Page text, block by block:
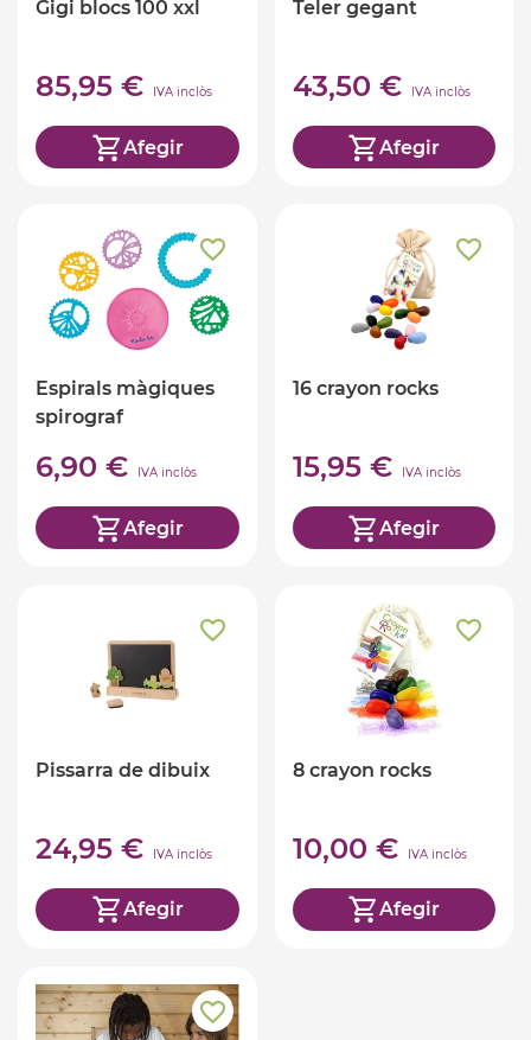
Gigi blocs 100 xxl
85,95 € IVA inclòs
Afegir
Teler gegant
43,50 € IVA inclòs
Afegir
Espirals màgiques
spirograf
6,90 € IVA inclòs
Afegir
16 crayon rocks
15,95 € IVA inclòs
Afegir
Pissarra de dibuix
24,95 € IVA inclòs
Afegir
8 crayon rocks
10,00 € IVA inclòs
Afegir